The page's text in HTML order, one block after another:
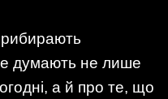
думають не лише
а й про те, що